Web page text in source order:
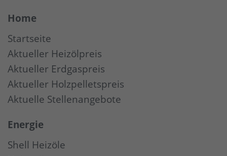
Home
Startseite
Aktueller Heizölpreis
Aktueller Erdgaspreis
Aktueller Holzpelletspreis
Aktuelle Stellenangebote
Energie
Shell Heizöle